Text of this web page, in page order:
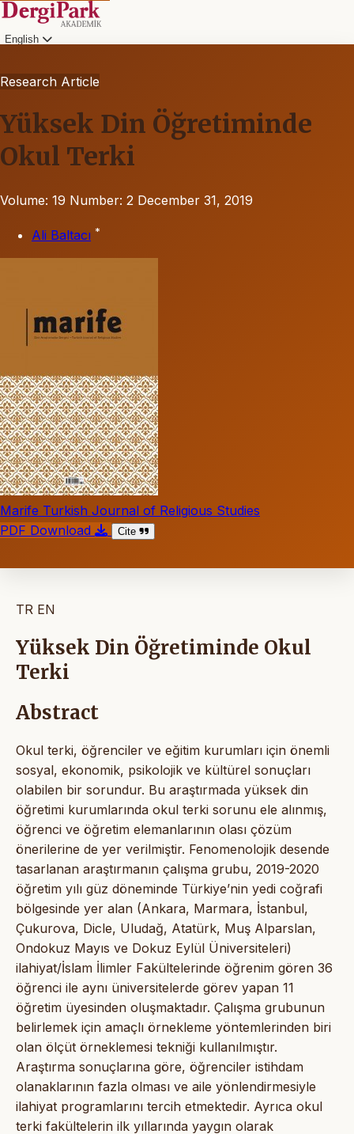
English
Research Article
Yüksek Din Öğretiminde
Okul Terki
Volume: 19 Number: 2 December 31, 2019
Ali Baltacı *
Marife Turkish Journal of Religious Studies
PDF Download
Cite
TR EN
Yüksek Din Öğretiminde Okul
Terki
Abstract
Okul terki, öğrenciler ve eğitim kurumları için önemli
sosyal, ekonomik, psikolojik ve kültürel sonuçları
olabilen bir sorundur. Bu araştırmada yüksek din
öğretimi kurumlarında okul terki sorunu ele alınmış,
öğrenci ve öğretim elemanlarının olası çözüm
önerilerine de yer verilmiştir. Fenomenolojik desende
tasarlanan araştırmanın çalışma grubu, 2019-2020
öğretim yılı güz döneminde Türkiye’nin yedi coğrafi
bölgesinde yer alan (Ankara, Marmara, İstanbul,
Çukurova, Dicle, Uludağ, Atatürk, Muş Alparslan,
Ondokuz Mayıs ve Dokuz Eylül Üniversiteleri)
ilahiyat/İslam İlimler Fakültelerinde öğrenim gören 36
öğrenci ile aynı üniversitelerde görev yapan 11
öğretim üyesinden oluşmaktadır. Çalışma grubunun
belirlemek için amaçlı örnekleme yöntemlerinden biri
olan ölçüt örneklemesi tekniği kullanılmıştır.
Araştırma sonuçlarına göre, öğrenciler istihdam
olanaklarının fazla olması ve aile yönlendirmesiyle
ilahiyat programlarını tercih etmektedir. Ayrıca okul
terki fakültelerin ilk yıllarında yaygın olarak